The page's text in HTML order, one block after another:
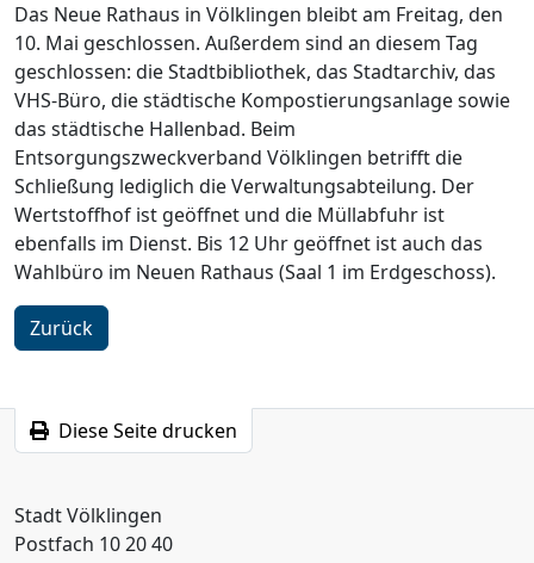
Das Neue Rathaus in Völklingen bleibt am Freitag, den
10. Mai geschlossen. Außerdem sind an diesem Tag
geschlossen: die Stadtbibliothek, das Stadtarchiv, das
VHS-Büro, die städtische Kompostierungsanlage sowie
das städtische Hallenbad. Beim
Entsorgungszweckverband Völklingen betrifft die
Schließung lediglich die Verwaltungsabteilung. Der
Wertstoffhof ist geöffnet und die Müllabfuhr ist
ebenfalls im Dienst. Bis 12 Uhr geöffnet ist auch das
Wahlbüro im Neuen Rathaus (Saal 1 im Erdgeschoss).
Zurück
Diese Seite drucken
Stadt Völklingen
Postfach 10 20 40